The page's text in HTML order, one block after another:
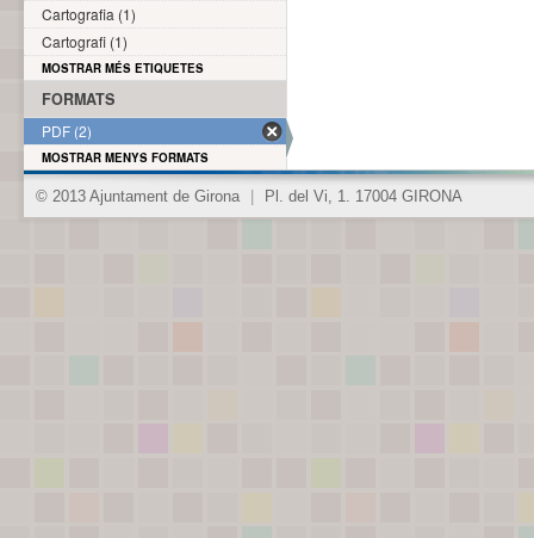
Cartografia (1)
Cartografi (1)
MOSTRAR MÉS ETIQUETES
FORMATS
PDF (2)
MOSTRAR MENYS FORMATS
© 2013 Ajuntament de Girona Pl. del Vi, 1. 17004 GIRONA